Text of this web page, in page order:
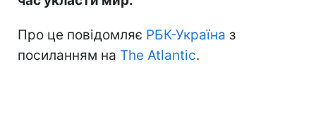
Про це повідомляє РБК-Україна з
посиланням на The Atlantic.